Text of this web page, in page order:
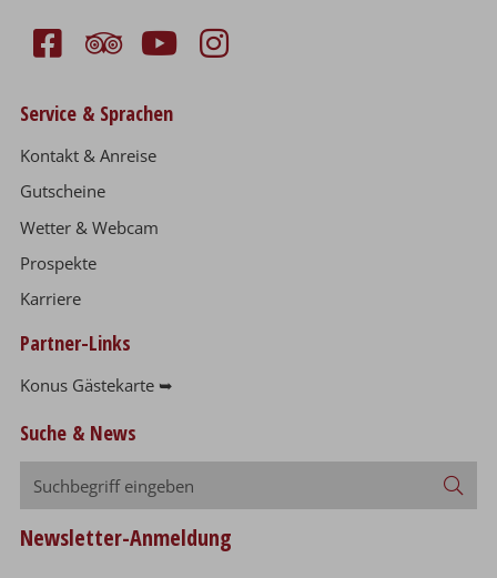
Service & Sprachen
Kontakt & Anreise
Gutscheine
Wetter & Webcam
Prospekte
Karriere
Partner-Links
Konus Gästekarte ➥
Suche & News
eingeben
Newsletter-Anmeldung